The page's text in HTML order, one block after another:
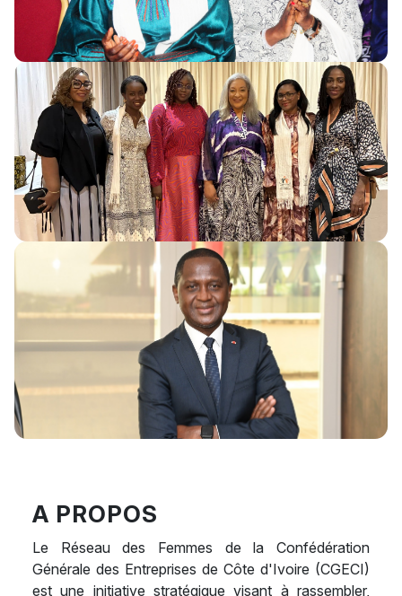
A PROPOS
Le Réseau des Femmes de la Confédération
Générale des Entreprises de Côte d'Ivoire (CGECI)
est une initiative stratégique visant à rassembler,